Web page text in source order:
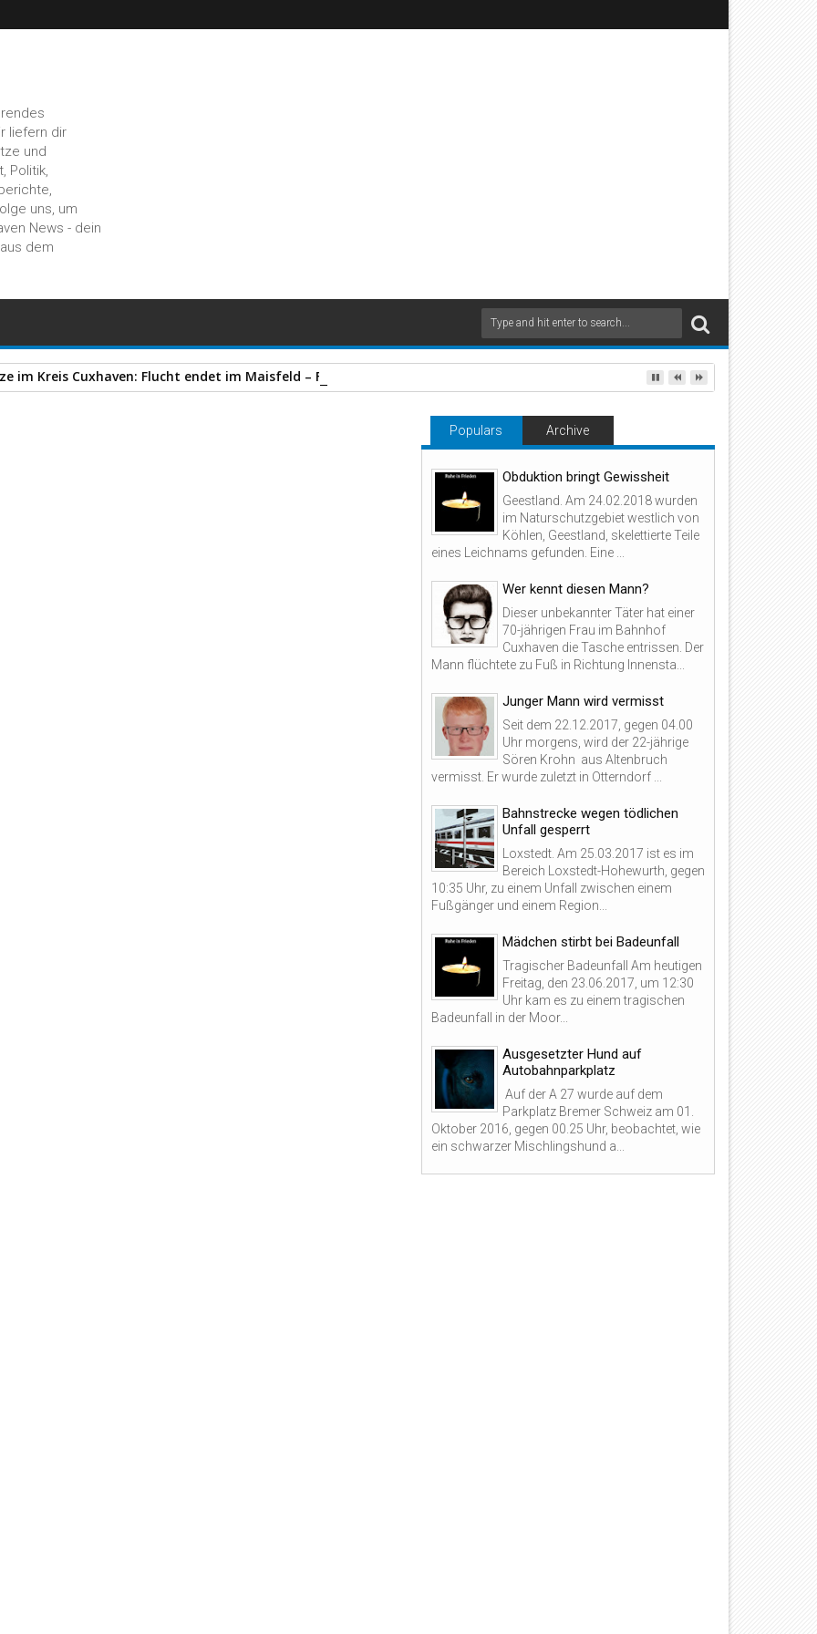
liefern dir
und
Politik,
uns, um
News - dein
dem
im Kreis Cuxhaven: Flucht endet im Maisfeld – Fahrer stürzt auf Rollsplitt
Populars Archive
Obduktion bringt Gewissheit
Geestland. Am 24.02.2018 wurden
im Naturschutzgebiet westlich von
Köhlen, Geestland, skelettierte Teile
eines Leichnams gefunden. Eine ...
Wer kennt diesen Mann?
Dieser unbekannter Täter hat einer
70-jährigen Frau im Bahnhof
Cuxhaven die Tasche entrissen. Der
Mann flüchtete zu Fuß in Richtung Innensta...
Junger Mann wird vermisst
Seit dem 22.12.2017, gegen 04.00
Uhr morgens, wird der 22-jährige
Sören Krohn aus Altenbruch
vermisst. Er wurde zuletzt in Otterndorf ...
Bahnstrecke wegen tödlichen
Unfall gesperrt
Loxstedt. Am 25.03.2017 ist es im
Bereich Loxstedt-Hohewurth, gegen
10:35 Uhr, zu einem Unfall zwischen einem
Fußgänger und einem Region...
Mädchen stirbt bei Badeunfall
Tragischer Badeunfall Am heutigen
Freitag, den 23.06.2017, um 12:30
Uhr kam es zu einem tragischen
Badeunfall in der Moor...
Ausgesetzter Hund auf
Autobahnparkplatz
Auf der A 27 wurde auf dem
Parkplatz Bremer Schweiz am 01.
Oktober 2016, gegen 00.25 Uhr, beobachtet, wie
ein schwarzer Mischlingshund a...